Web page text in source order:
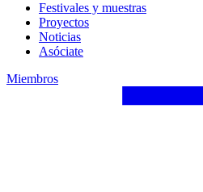
Festivales y muestras
Proyectos
Noticias
Asóciate
Miembros